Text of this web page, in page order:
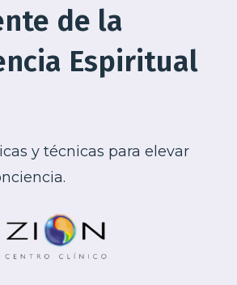
de la
Espiritual
y técnicas para elevar